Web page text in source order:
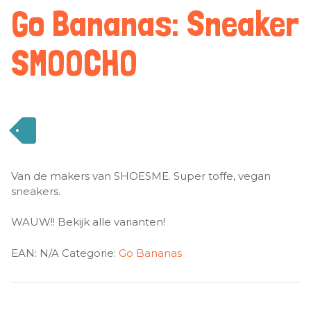
Go Bananas: Sneaker
SMOOCHO
Van de makers van SHOESME. Super toffe, vegan
sneakers.
WAUW!! Bekijk alle varianten!
EAN: N/A Categorie: Go Bananas